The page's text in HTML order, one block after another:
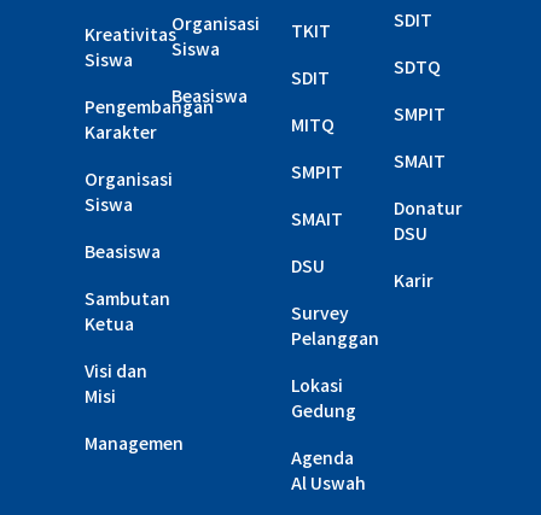
Kreativitas
Siswa
Pengembangan
Karakter
Organisasi
Siswa
Beasiswa
Sambutan
Ketua
Visi dan
Misi
Managemen
Organisasi
Siswa
Beasiswa
TKIT
SDIT
MITQ
SMPIT
SMAIT
DSU
Survey
Pelanggan
Lokasi
Gedung
Agenda
Al Uswah
SDIT
SDTQ
SMPIT
SMAIT
Donatur
DSU
Karir